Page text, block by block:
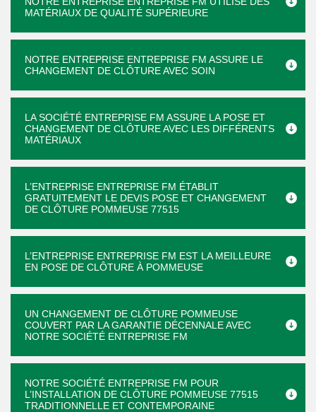
MATÉRIAUX DE QUALITÉ SUPÉRIEURE
NOTRE ENTREPRISE ENTREPRISE FM ASSURE LE
CHANGEMENT DE CLÔTURE AVEC SOIN
LA SOCIÉTÉ ENTREPRISE FM ASSURE LA POSE ET
CHANGEMENT DE CLÔTURE AVEC LES DIFFÉRENTS
MATÉRIAUX
L’ENTREPRISE ENTREPRISE FM ÉTABLIT
GRATUITEMENT LE DEVIS POSE ET CHANGEMENT
DE CLÔTURE POMMEUSE 77515
L’ENTREPRISE ENTREPRISE FM EST LA MEILLEURE
EN POSE DE CLÔTURE À POMMEUSE
UN CHANGEMENT DE CLÔTURE POMMEUSE
COUVERT PAR LA GARANTIE DÉCENNALE AVEC
NOTRE SOCIÉTÉ ENTREPRISE FM
NOTRE SOCIÉTÉ ENTREPRISE FM POUR
L’INSTALLATION DE CLÔTURE POMMEUSE 77515
TRADITIONNELLE ET CONTEMPORAINE